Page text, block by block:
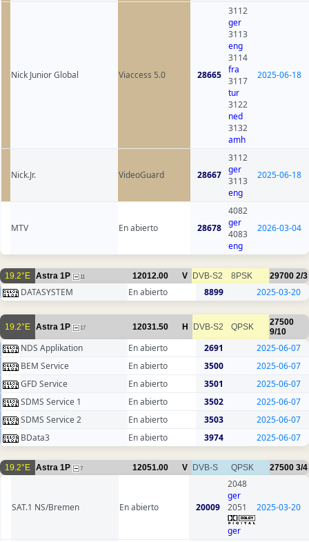
Nick Junior Global Viaccess 5.0 28665
3112
ger
3113
eng
3114
fra
3117
tur
3122
ned
3132
amh
2025-06-18
Nick.Jr. VideoGuard 28667
3112
ger
3113
eng
2025-06-18
MTV En abierto 28678
4082
ger
4083
eng
2026-03-04
19.2°E Astra 1P 11 12012.00 V DVB-S2 8PSK 29700 2/3
DATASYSTEM En abierto 8899 2025-03-20
19.2°E Astra 1P 17 12031.50 H DVB-S2 QPSK
27500
9/10
NDS Applikation En abierto 2691
2025-06-07
BEM Service
En abierto 3500
2025-06-07
GFD Service
En abierto 3501
2025-06-07
SDMS Service 1
En abierto 3502
2025-06-07
SDMS Service 2
En abierto 3503
2025-06-07
BData3
En abierto 3974 2025-06-07
19.2°E Astra 1P 7 12051.00 V DVB-S QPSK 27500 3/4
SAT.1 NS/Bremen En abierto 20009
2048
ger
2051
ger
2025-03-20